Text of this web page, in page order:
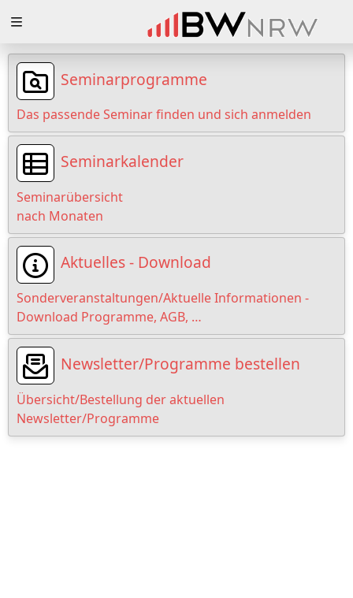
Loading
Loading
Loading
Loading
Loading
Loading
Seminarprogramme
Das passende Seminar finden und sich anmelden
Seminarkalender
Seminarübersicht
nach Monaten
Aktuelles - Download
Sonderveranstaltungen/Aktuelle Informationen -
Download Programme, AGB, …
Newsletter/Programme bestellen
Übersicht/Bestellung der aktuellen
Newsletter/Programme